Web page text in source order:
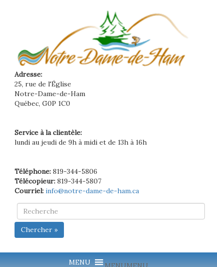
Adresse:
25, rue de l'Église
Notre-Dame-de-Ham
Québec, G0P 1C0
Service à la clientèle:
lundi au jeudi de 9h à midi et de 13h à 16h
Téléphone: 819-344-5806
Télécopieur: 819-344-5807
Courriel: info@notre-dame-de-ham.ca
Chercher »